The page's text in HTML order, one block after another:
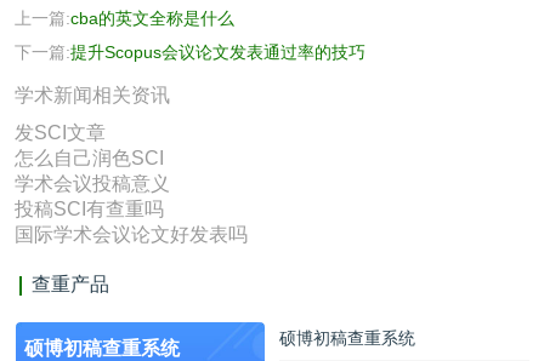
上一篇:cba的英文全称是什么
下一篇:提升Scopus会议论文发表通过率的技巧
学术新闻相关资讯
发SCI文章
怎么自己润色SCI
学术会议投稿意义
投稿SCI有查重吗
国际学术会议论文好发表吗
查重产品
硕博初稿查重系统 硕博初稿查重系统